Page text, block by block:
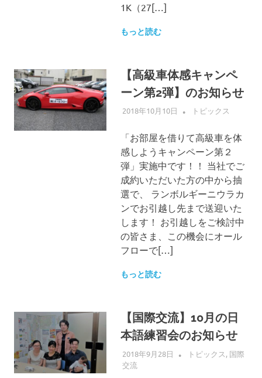
1K（27[…]
もっと読む
【高級車体感キャンペ
ーン第2弾】のお知らせ
2018年10月10日 ALLFLOW
トピックス
「お部屋を借りて高級車を体
感しようキャンペーン第２
弾」実施中です！！ 当社でご
成約いただいた方の中から抽
選で、 ランボルギーニウラカ
ンでお引越し先まで送迎いた
します！ お引越しをご検討中
の皆さま、この機会にオール
フローで[…]
もっと読む
【国際交流】10月の日
本語練習会のお知らせ
2018年9月28日 ALLFLOW
トピックス, 国際
交流